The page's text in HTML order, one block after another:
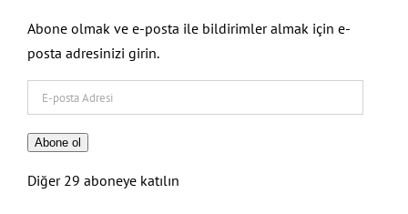
Abone olmak ve e-posta ile bildirimler almak için e-
posta adresinizi girin.
posta
Adresi
Abone ol
Diğer 29 aboneye katılın